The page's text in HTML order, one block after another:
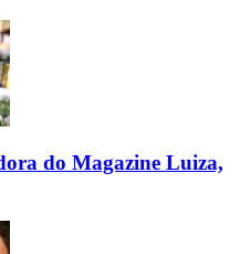
do Magazine Luiza,